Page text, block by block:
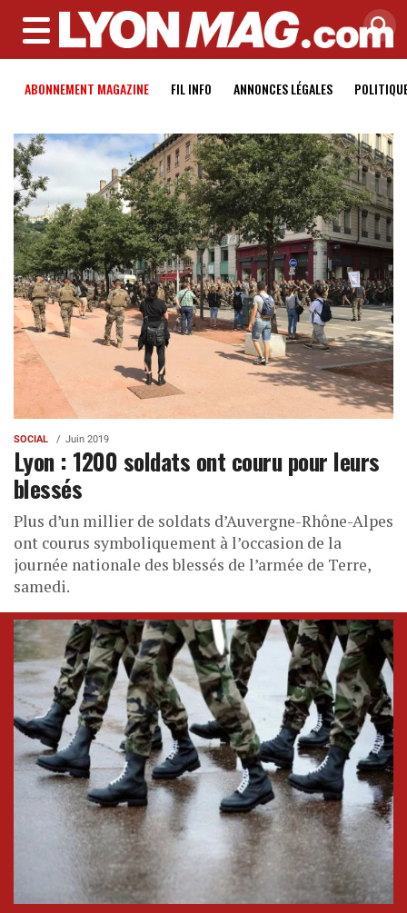
MENU
ABONNEMENT MAGAZINE FIL INFO ANNONCES LÉGALES
SOCIAL Juin 2019
Lyon : 1200 soldats ont couru pour leurs
blessés
Plus d’un millier de soldats d’Auvergne-Rhône-Alpes
ont courus symboliquement à l’occasion de la
journée nationale des blessés de l’armée de Terre,
samedi.